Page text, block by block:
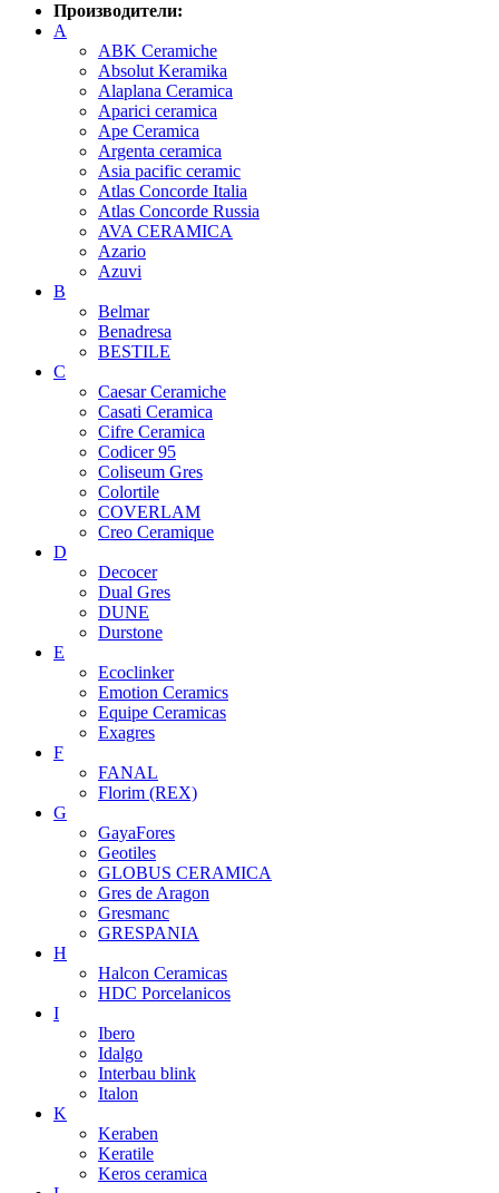
Производители:
A
ABK Ceramiche
Absolut Keramika
Alaplana Ceramica
Aparici ceramica
Ape Ceramica
Argenta ceramica
Asia pacific ceramic
Atlas Concorde Italia
Atlas Concorde Russia
AVA CERAMICA
Azario
Azuvi
B
Belmar
Benadresa
BESTILE
C
Caesar Ceramiche
Casati Ceramica
Cifre Ceramica
Codicer 95
Coliseum Gres
Colortile
COVERLAM
Creo Ceramique
D
Decocer
Dual Gres
DUNE
Durstone
E
Ecoclinker
Emotion Ceramics
Equipe Ceramicas
Exagres
F
FANAL
Florim (REX)
G
GayaFores
Geotiles
GLOBUS CERAMICA
Gres de Aragon
Gresmanc
GRESPANIA
H
Halcon Ceramicas
HDC Porcelanicos
I
Ibero
Idalgo
Interbau blink
Italon
K
Keraben
Keratile
Keros ceramica